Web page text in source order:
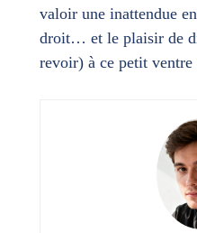
valoir une inattendue
droit… et le plaisir de
revoir) à ce petit ventre